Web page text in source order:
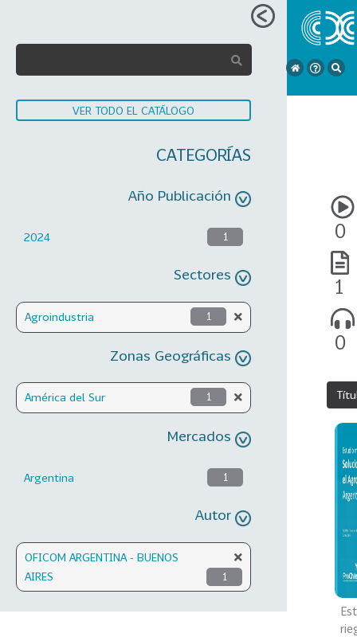
VER TODO EL CATÁLOGO
CATEGORÍAS
Año Publicación
2024 1
Sectores
Agroindustria 1
Zonas Geográficas
América del Sur 1
Mercados
Argentina 1
Autor
OFICOM ARGENTINA - BUENOS
AIRES
1
0
1
0